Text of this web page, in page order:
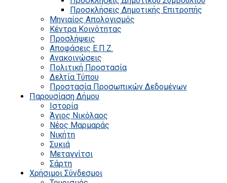
Προσκλήσεις Δημοτικής Επιτροπής
Μηνιαίος Απολογισμός
Κέντρα Κοινότητας
Προσλήψεις
Αποφάσεις Ε.Π.Ζ.
Ανακοινώσεις
Πολιτική Προστασία
Δελτία Τύπου
Προστασία Προσωπικών Δεδομένων
Παρουσίαση Δήμου
Ιστορία
Άγιος Νικόλαος
Νέος Μαρμαράς
Νικήτη
Συκιά
Μεταγγίτσι
Σάρτη
Χρήσιμοι Σύνδεσμοι